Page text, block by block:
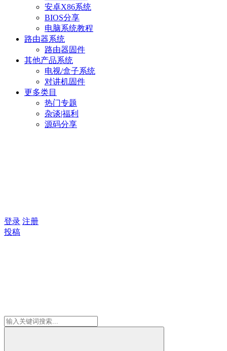
安卓X86系统
BIOS分享
电脑系统教程
路由器系统
路由器固件
其他产品系统
电视/盒子系统
对讲机固件
更多类目
热门专题
杂谈|福利
源码分享
登录 注册
投稿